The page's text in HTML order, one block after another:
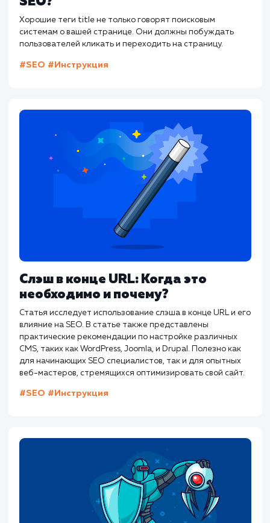
Как составить идеальный title
системам о вашей странице. Они должны побуждать
пользователей кликать и переходить на страницу.
#Инструкция
Слэш в конце URL: Когда это
влияние на SEO. В статье также представлены
практические рекомендации по настройке различных
CMS, таких как WordPress, Joomla, и Drupal. Полезно как
для начинающих SEO специалистов, так и для опытных
веб-мастеров, стремящихся оптимизировать свой
#Инструкция